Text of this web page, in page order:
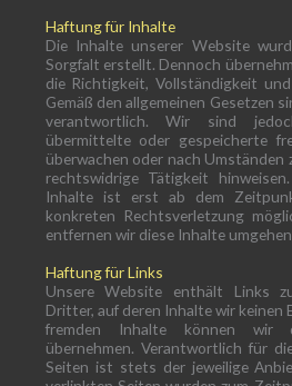
Haftung für Inhalte
Die Inhalte unserer Website
Sorgfalt erstellt. Dennoch
die Richtigkeit, Vollständigkeit
Gemäß den allgemeinen Gesetzen
verantwortlich. Wir sind
übermittelte oder gespeicherte
überwachen oder nach Umständen
rechtswidrige Tätigkeit
Inhalte ist erst ab dem
konkreten Rechtsverletzung
entfernen wir diese Inhalte
Haftung für Links
Unsere Website enthält Links
Dritter, auf deren Inhalte wir keinen
fremden Inhalte können wir
übernehmen. Verantwortlich für
Seiten ist stets der jeweilige